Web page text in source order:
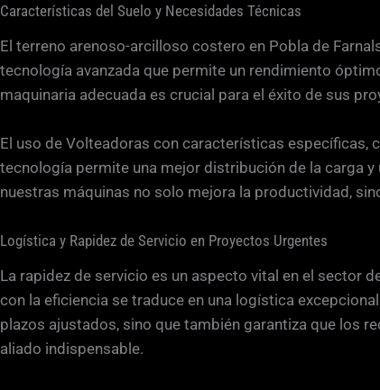
Características del Suelo y Necesidades Técnicas
El terreno arenoso-arcilloso costero en Pobla de
tecnología avanzada que permite un rendimiento
maquinaria adecuada es crucial para el éxito de sus
El uso de Volteadoras con características específicas,
tecnología permite una mejor distribución de la carga
nuestras máquinas no solo mejora la productividad,
Logística y Rapidez de Servicio en Proyectos Urgentes
La rapidez de servicio es un aspecto vital en el sector
con la eficiencia se traduce en una logística
plazos ajustados, sino que también garantiza que los
aliado indispensable.